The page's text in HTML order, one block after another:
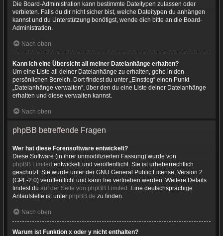
Die Board-Administration kann bestimmte Dateitypen zulassen oder
verbieten. Falls du dir nicht sicher bist, welche Dateitypen du anhängen
kannst und du Unterstützung benötigst, wende dich bitte an die Board-
Administration.
Nach oben
Kann ich eine Übersicht all meiner Dateianhänge erhalten?
Um eine Liste all deiner Dateianhänge zu erhalten, gehe in den
persönlichen Bereich. Dort findest du unter „Einstieg“ einen Punkt
„Dateianhänge verwalten“, über den du eine Liste deiner Dateianhänge
erhalten und diese verwalten kannst.
Nach oben
phpBB betreffende Fragen
Wer hat diese Forensoftware entwickelt?
Diese Software (in ihrer unmodifizierten Fassung) wurde von
phpBB Limited entwickelt und veröffentlicht. Sie ist urheberrechtlich
geschützt. Sie wurde unter der GNU General Public License, Version 2
(GPL-2.0) veröffentlicht und kann frei vertrieben werden. Weitere Details
findest du auf der Seite von phpBB Limited . Eine deutschsprachige
Anlaufstelle ist unter phpBB.de zu finden.
Nach oben
Warum ist Funktion x oder y nicht enthalten?